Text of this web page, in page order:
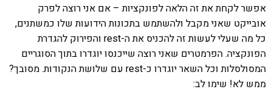
אפשר לקחת את זה הלאה לפונקציות – אם אני רוצה לפרק
אובייקט שאני מקבל ולהשתמש בתכונות הידועות שלו כמשתנים,
כל מה שעלי לעשות זה להכניס את ה-rest והפירוק להגדרת
הפונקציה. הפרמטרים שאני רוצה שייכנסו יוגדרו בתוך הסוגריים
המסולסלות וכל השאר יוגדרו כ-rest עם שלושת הנקודות. מסובך?
ממש לא! שימו לב: